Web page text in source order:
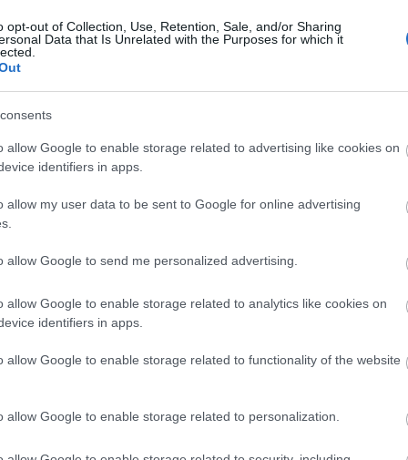
opt-out of Collection, Use, Retention, Sale, and/or Sharing
Data that Is Unrelated with the Purposes for which it
allow Google to enable storage related to advertising like cookies on
identifiers in apps.
allow my user data to be sent to Google for online advertising
allow Google to send me personalized advertising.
allow Google to enable storage related to analytics like cookies on
identifiers in apps.
allow Google to enable storage related to functionality of the website
allow Google to enable storage related to personalization.
A weboldalon olvasható egy
idén, és közben műfaji határokat is
– Mozartra, Verdire, Puccinire, ha
a módját, hogy a saját kortársaik
ugyanakkor vitathatatlanul magas kultúrát
Puccininek is bukott meg operája.
játszották el. Egy Puccini partitúra annyira
egymástól a szólamok, akkor a csodálatos,
és dallamvilág eltorzul, és akkor
szó. És az is igaz, hogy Puccinit már a saját
titulálni. Igen, van egy kiáltvány,
szól, amiben azt próbálom megfogalmazni hogy
a mai musicalek népszerűségét tudja
opera hagyományait és a komolyzene iránt
Mozart, Verdi és Puccini örökségéhez és